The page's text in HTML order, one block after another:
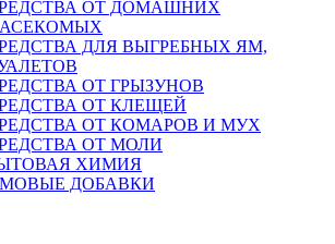
ОТ ДОМАШНИХ
ДЛЯ ВЫГРЕБНЫХ ЯМ,
ОТ ГРЫЗУНОВ
ОТ КЛЕЩЕЙ
ОТ КОМАРОВ И МУХ
ОТ МОЛИ
ХИМИЯ
ДОБАВКИ